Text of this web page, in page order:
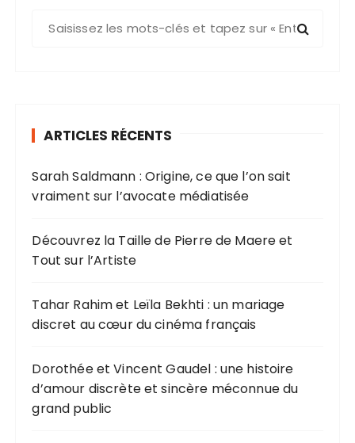
e
p
u
r
:
ARTICLES RÉCENTS
Sarah Saldmann : Origine, ce que l’on sait
vraiment sur l’avocate médiatisée
Découvrez la Taille de Pierre de Maere et
Tout sur l’Artiste
Tahar Rahim et Leïla Bekhti : un mariage
discret au cœur du cinéma français
Dorothée et Vincent Gaudel : une histoire
d’amour discrète et sincère méconnue du
grand public